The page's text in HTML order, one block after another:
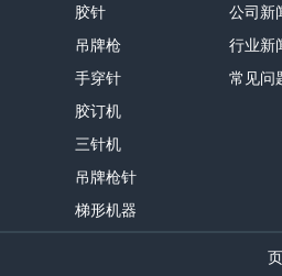
胶针
吊牌枪
手穿针
胶订机
三针机
吊牌枪针
梯形机器
公司新
行业新
常见问